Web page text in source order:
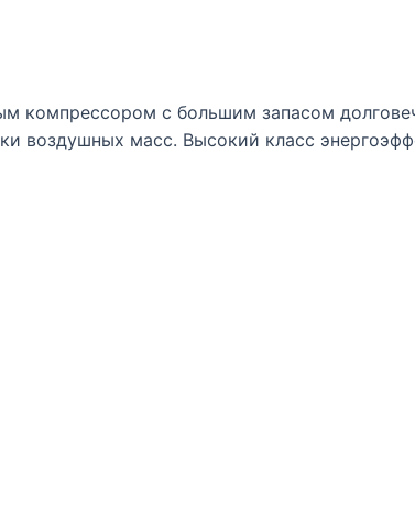
компрессором с большим запасом
воздушных масс. Высокий класс